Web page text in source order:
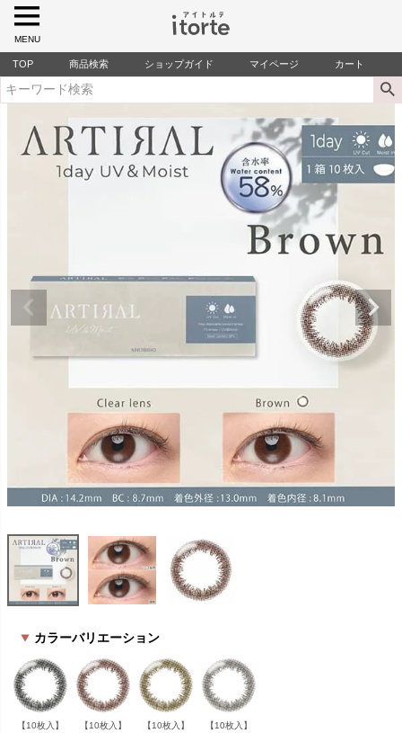
MENU
TOP 商品検索 ショップガイド マイページ カート
カラーバリエーション
【10枚入】
【10枚入】
【10枚入】
【10枚入】